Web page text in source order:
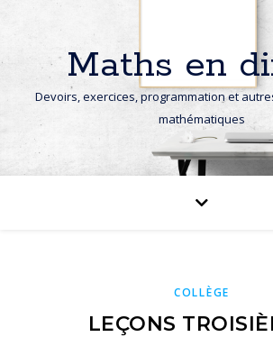
Maths en
Devoirs, exercices, programmation et
mathématiques
COLLÈGE
LEÇONS